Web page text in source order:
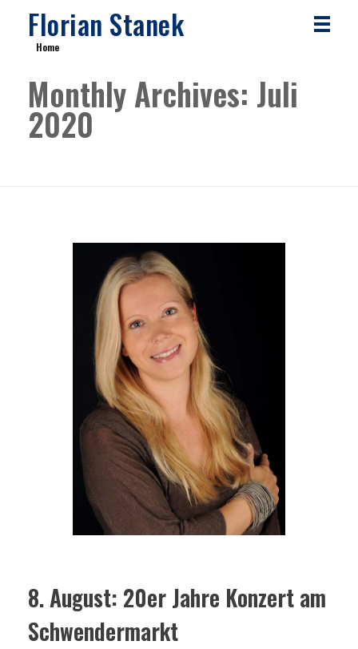
Florian Stanek
Home
Monthly Archives: Juli
2020
8. August: 20er Jahre Konzert am
Schwendermarkt